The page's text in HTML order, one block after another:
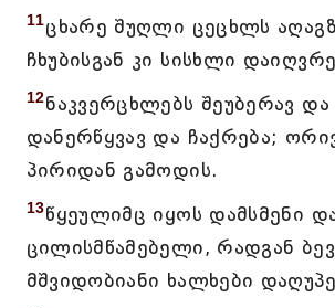
11ცხარე შუღლი ცეცხლს
ჩხუბისგან კი სისხლი
12ნაკვერცხლებს შეუბერავ და
დანერწყვავ და ჩაქრება;
პირიდან გამოდის.
13წყეულიმც იყოს დამსმენი
ცილისმწამებელი, რადგან
მშვიდობიანი ხალხები